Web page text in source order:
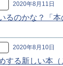
2020年8月11日
るのかな？「
2020年8月10日
する新しい本